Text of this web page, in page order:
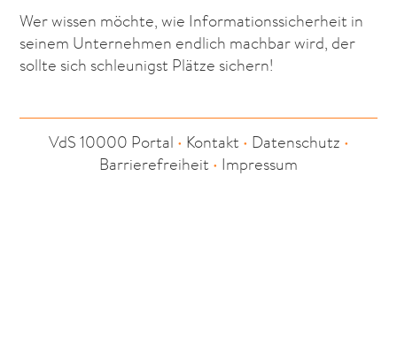
Wer wissen möchte, wie Informationssicherheit in
seinem Unternehmen endlich machbar wird, der
sollte sich schleunigst Plätze sichern!
VdS 10000 Portal • Kontakt • Datenschutz •
Barrierefreiheit • Impressum